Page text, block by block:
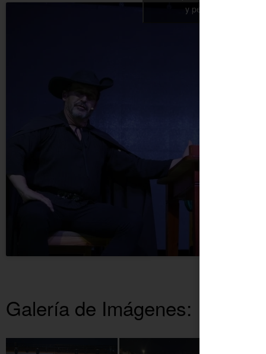
y permitir este
Galería de Imágenes: